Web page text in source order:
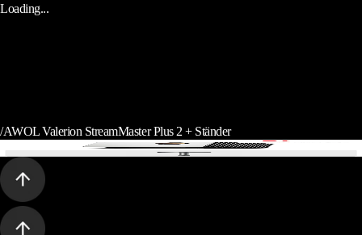
Loading...
/AWOL Valerion StreamMaster Plus 2 + Ständer